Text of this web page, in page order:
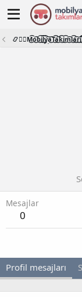
Mesajlar
0
Profil mesajları